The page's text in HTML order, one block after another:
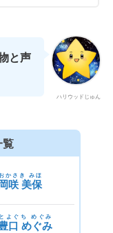
ハリウッドじゅん
と声
覧
岡咲 美保
かさき みほ
口 めぐみ
とよぐち めぐみ